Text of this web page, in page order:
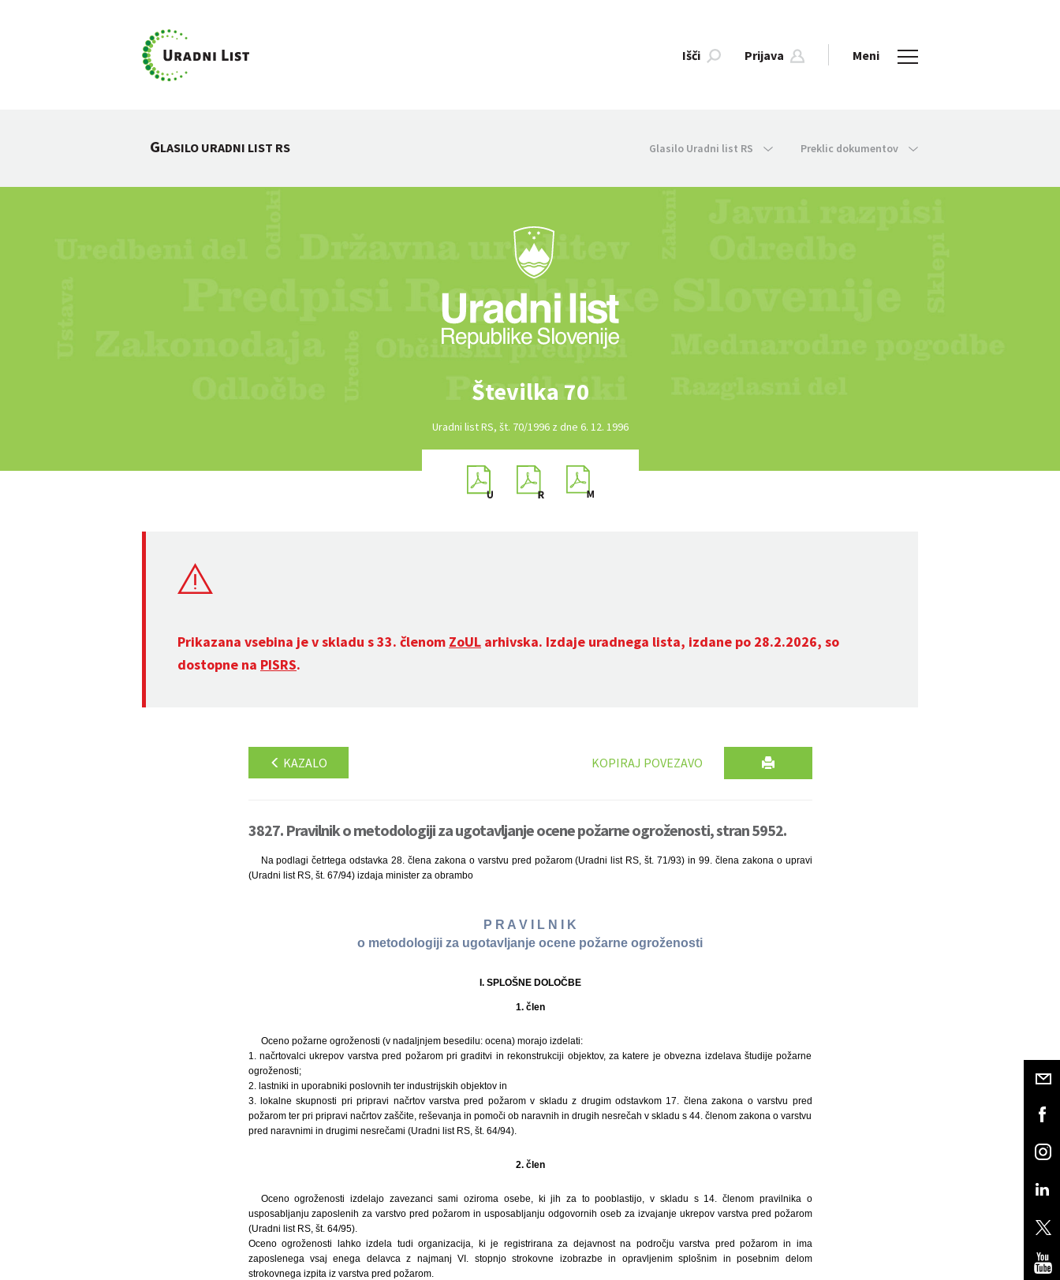
Išči Prijava Meni
GLASILO URADNI LIST RS Glasilo Uradni list RS Preklic dokumentov
Številka 70
Uradni list RS, št. 70/1996 z dne 6. 12. 1996
Prikazana vsebina je v skladu s 33. členom ZoUL arhivska. Izdaje uradnega lista, izdane po 28.2.2026, so
dostopne na PISRS.
KAZALO KOPIRAJ POVEZAVO
3827. Pravilnik o metodologiji za ugotavljanje ocene požarne ogroženosti, stran 5952.
Na podlagi četrtega odstavka 28. člena zakona o varstvu pred požarom (Uradni list RS, št. 71/93) in 99. člena zakona o upravi
(Uradni list RS, št. 67/94) izdaja minister za obrambo
P R A V I L N I K
o metodologiji za ugotavljanje ocene požarne ogroženosti
I. SPLOŠNE DOLOČBE
1. člen
Oceno požarne ogroženosti (v nadaljnjem besedilu: ocena) morajo izdelati:
1. načrtovalci ukrepov varstva pred požarom pri graditvi in rekonstrukciji objektov, za katere je obvezna izdelava študije požarne
ogroženosti;
2. lastniki in uporabniki poslovnih ter industrijskih objektov in
3. lokalne skupnosti pri pripravi načrtov varstva pred požarom v skladu z drugim odstavkom 17. člena zakona o varstvu pred
požarom ter pri pripravi načrtov zaščite, reševanja in pomoči ob naravnih in drugih nesrečah v skladu s 44. členom zakona o varstvu
pred naravnimi in drugimi nesrečami (Uradni list RS, št. 64/94).
2. člen
Oceno ogroženosti izdelajo zavezanci sami oziroma osebe, ki jih za to pooblastijo, v skladu s 14. členom pravilnika o
usposabljanju zaposlenih za varstvo pred požarom in usposabljanju odgovornih oseb za izvajanje ukrepov varstva pred požarom
(Uradni list RS, št. 64/95).
Oceno ogroženosti lahko izdela tudi organizacija, ki je registrirana za dejavnost na področju varstva pred požarom in ima
zaposlenega vsaj enega delavca z najmanj VI. stopnjo strokovne izobrazbe in opravljenim splošnim in posebnim delom
strokovnega izpita iz varstva pred požarom.